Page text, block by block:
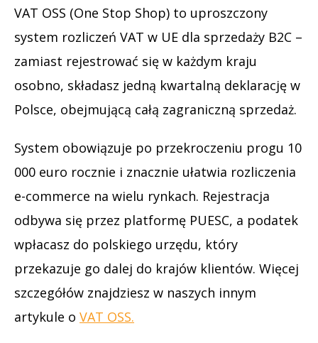
VAT OSS (One Stop Shop) to uproszczony
system rozliczeń VAT w UE dla sprzedaży B2C –
zamiast rejestrować się w każdym kraju
osobno, składasz jedną kwartalną deklarację w
Polsce, obejmującą całą zagraniczną sprzedaż.
System obowiązuje po przekroczeniu progu 10
000 euro rocznie i znacznie ułatwia rozliczenia
e-commerce na wielu rynkach. Rejestracja
odbywa się przez platformę PUESC, a podatek
wpłacasz do polskiego urzędu, który
przekazuje go dalej do krajów klientów. Więcej
szczegółów znajdziesz w naszych innym
artykule o VAT OSS.